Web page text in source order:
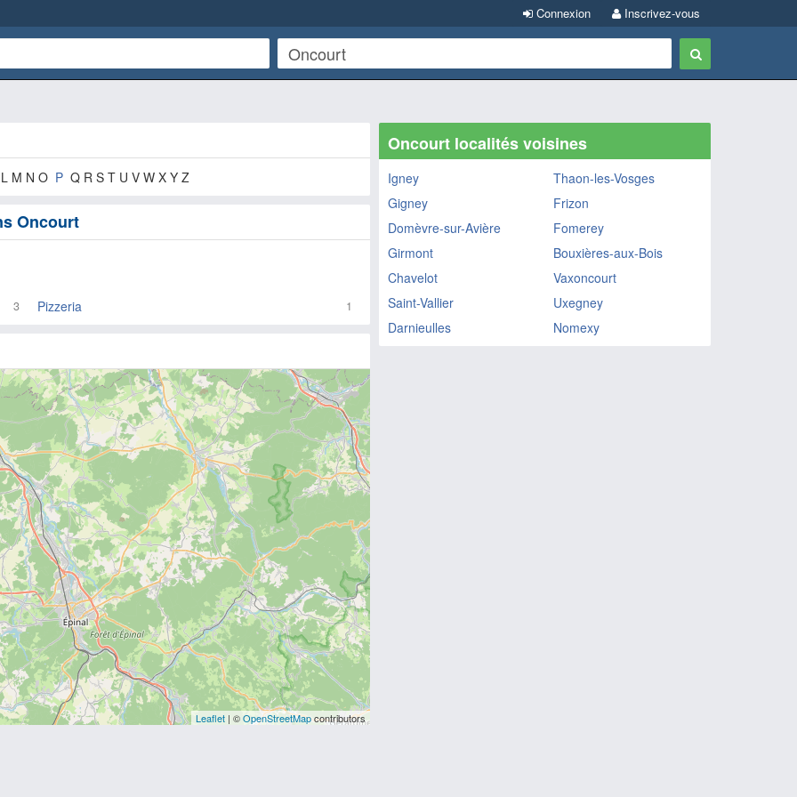
Inscrivez-vous
Connexion
M N O P Q R S T U V W X Y Z
Oncourt
3 Pizzeria 1
Leaflet| ©OpenStreetMapcontributors
Oncourt localités voisines
Igney
Thaon-les-Vosges
Gigney
Frizon
Domèvre-sur-Avière
Fomerey
Girmont
Bouxières-aux-Bois
Chavelot
Vaxoncourt
Saint-Vallier
Uxegney
Darnieulles
Nomexy